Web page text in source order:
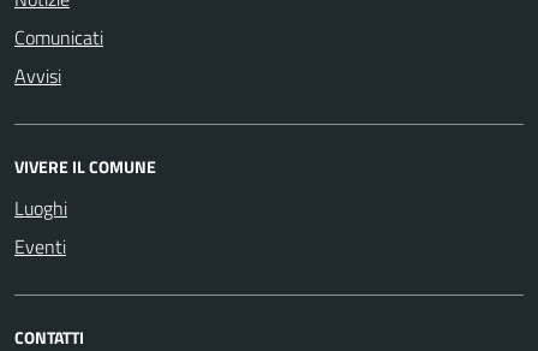
Comunicati
Avvisi
VIVERE IL COMUNE
Luoghi
Eventi
CONTATTI